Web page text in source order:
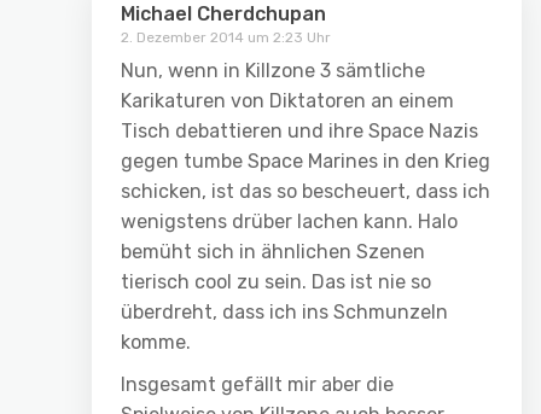
Michael Cherdchupan
2. Dezember 2014 um 2:23 Uhr
Nun, wenn in Killzone 3 sämtliche
Karikaturen von Diktatoren an einem
Tisch debattieren und ihre Space Nazis
gegen tumbe Space Marines in den Krieg
schicken, ist das so bescheuert, dass ich
wenigstens drüber lachen kann. Halo
bemüht sich in ähnlichen Szenen
tierisch cool zu sein. Das ist nie so
überdreht, dass ich ins Schmunzeln
komme.
Insgesamt gefällt mir aber die